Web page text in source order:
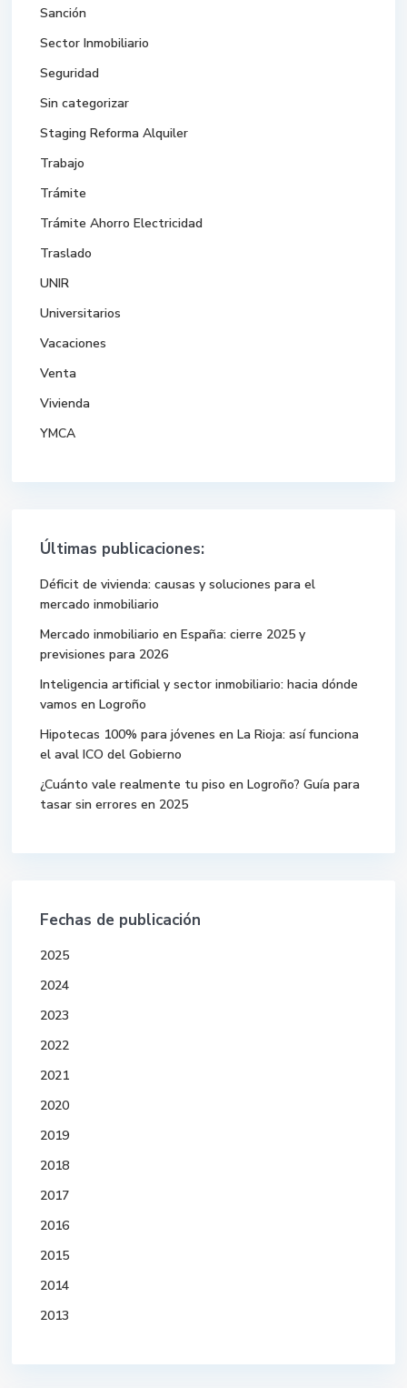
Sanción
Sector Inmobiliario
Seguridad
Sin categorizar
Staging Reforma Alquiler
Trabajo
Trámite
Trámite Ahorro Electricidad
Traslado
UNIR
Universitarios
Vacaciones
Venta
Vivienda
YMCA
Últimas publicaciones:
Déficit de vivienda: causas y soluciones para el
mercado inmobiliario
Mercado inmobiliario en España: cierre 2025 y
previsiones para 2026
Inteligencia artificial y sector inmobiliario: hacia dónde
vamos en Logroño
Hipotecas 100% para jóvenes en La Rioja: así funciona
el aval ICO del Gobierno
¿Cuánto vale realmente tu piso en Logroño? Guía para
tasar sin errores en 2025
Fechas de publicación
2025
2024
2023
2022
2021
2020
2019
2018
2017
2016
2015
2014
2013